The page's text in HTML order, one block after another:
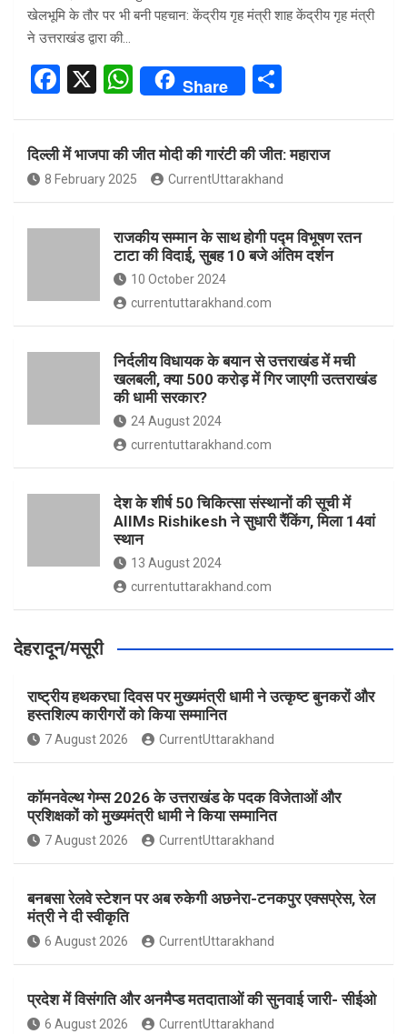
खेलभूमि के तौर पर भी बनी पहचान: केंद्रीय गृह मंत्री शाह केंद्रीय गृह मंत्री
ने उत्तराखंड द्वारा की…
F
ce
b
o
o
X
W
at
s
A
p
p
Share
e
दिल्ली में भाजपा की जीत मोदी की गारंटी की जीत: महाराज
8 February 2025 CurrentUttarakhand
राजकीय सम्मान के साथ होगी पद्म विभूषण रतन
टाटा की विदाई, सुबह 10 बजे अंतिम दर्शन
10 October 2024
currentuttarakhand.com
निर्दलीय विधायक के बयान से उत्तराखंड में मची
खलबली, क्‍या 500 करोड़ में गिर जाएगी उत्‍तराखंड
की धामी सरकार?
24 August 2024
currentuttarakhand.com
देश के शीर्ष 50 चिकित्सा संस्थानों की सूची में
AIIMs Rishikesh ने सुधारी रैंकिंग, मिला 14वां
स्थान
13 August 2024
currentuttarakhand.com
देहरादून/मसूरी
राष्ट्रीय हथकरघा दिवस पर मुख्यमंत्री धामी ने उत्कृष्ट बुनकरों और
हस्तशिल्प कारीगरों को किया सम्मानित
7 August 2026 CurrentUttarakhand
कॉमनवेल्थ गेम्स 2026 के उत्तराखंड के पदक विजेताओं और
प्रशिक्षकों को मुख्यमंत्री धामी ने किया सम्मानित
7 August 2026 CurrentUttarakhand
बनबसा रेलवे स्टेशन पर अब रुकेगी अछनेरा-टनकपुर एक्सप्रेस, रेल
मंत्री ने दी स्वीकृति
6 August 2026 CurrentUttarakhand
प्रदेश में विसंगति और अनमैप्ड मतदाताओं की सुनवाई जारी- सीईओ
6 August 2026 CurrentUttarakhand